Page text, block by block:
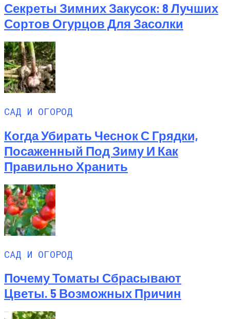
Секреты Зимних Закусок: 8 Лучших
Сортов Огурцов Для Засолки
САД И ОГОРОД
Когда Убирать Чеснок С Грядки,
Посаженный Под Зиму И Как
Правильно Хранить
САД И ОГОРОД
Почему Томаты Сбрасывают
Цветы. 5 Возможных Причин